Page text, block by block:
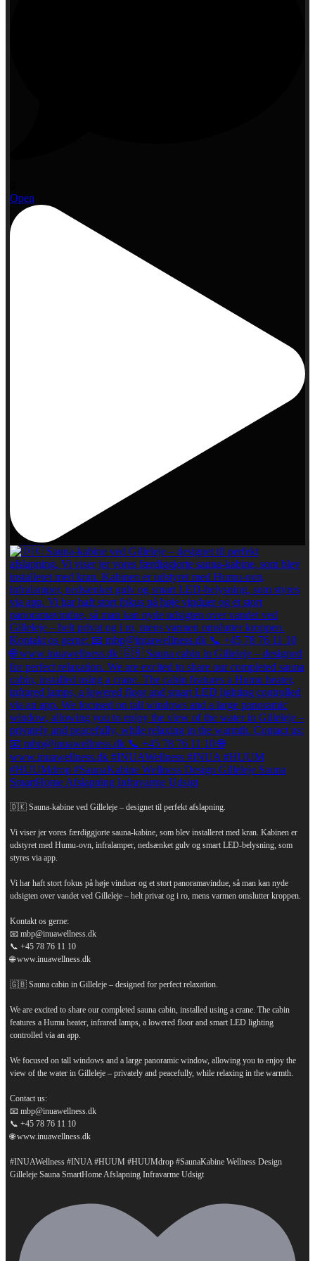
Open
🇩🇰 Sauna-kabine ved Gilleleje – designet til perfekt afslapning.
Vi viser jer vores færdiggjorte sauna-kabine, som blev installeret med kran. Kabinen er
udstyret med Humu-ovn, infralamper, nedsænket gulv og smart LED-belysning, som
styres via app.
Vi har haft stort fokus på høje vinduer og et stort panoramavindue, så man kan nyde
udsigten over vandet ved Gilleleje – helt privat og i ro, mens varmen omslutter kroppen.
Kontakt os gerne:
📧 mbp@inuawellness.dk
📞 +45 78 76 11 10
🌐 www.inuawellness.dk
🇬🇧 Sauna cabin in Gilleleje – designed for perfect relaxation.
We are excited to share our completed sauna cabin, installed using a crane. The cabin
features a Humu heater, infrared lamps, a lowered floor and smart LED lighting
controlled via an app.
We focused on tall windows and a large panoramic window, allowing you to enjoy the
view of the water in Gilleleje – privately and peacefully, while relaxing in the warmth.
Contact us:
📧 mbp@inuawellness.dk
📞 +45 78 76 11 10
🌐 www.inuawellness.dk
#INUAWellness #INUA #HUUM #HUUMdrop #SaunaKabine Wellness Design
Gilleleje Sauna SmartHome Afslapning Infravarme Udsigt